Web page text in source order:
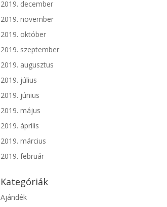
2019. december
2019. november
2019. október
2019. szeptember
2019. augusztus
2019. július
2019. június
2019. május
2019. április
2019. március
2019. február
Kategóriák
Ajándék